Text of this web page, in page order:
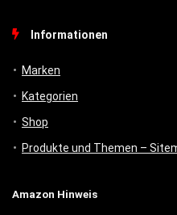
Informationen
Marken
Kategorien
Shop
Produkte und Themen –
Amazon Hinweis